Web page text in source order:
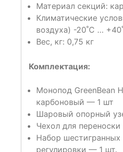
Материал секций:
Климатические
воздуха) -20˚С …
Вес, кг: 0,75 кг
Комплектация:
Монопод GreenBean
карбоновый — 1 шт
Шаровый опорный
Чехол для переноски
Набор
регулировки — 1 шт.